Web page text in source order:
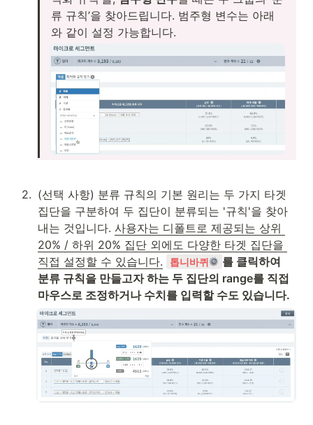
류 규칙’을 찾아드립니다. 범주형 변수는 아래
와 같이 설정 가능합니다.
2. (선택 사항) 분류 규칙의 기본 원리는 두 가지 타겟
집단을 구분하여 두 집단이 분류되는 '규칙'을 찾아
내는 것입니다. 사용자는 디폴트로 제공되는 상위
20% / 하위 20% 집단 외에도 다양한 타겟 집단을
직접 설정할 수 있습니다.
톱니바퀴
를 클릭하여
분류 규칙을 만들고자 하는 두 집단의 range를 직접
마우스로 조정하거나 수치를 입력할 수도 있습니다.